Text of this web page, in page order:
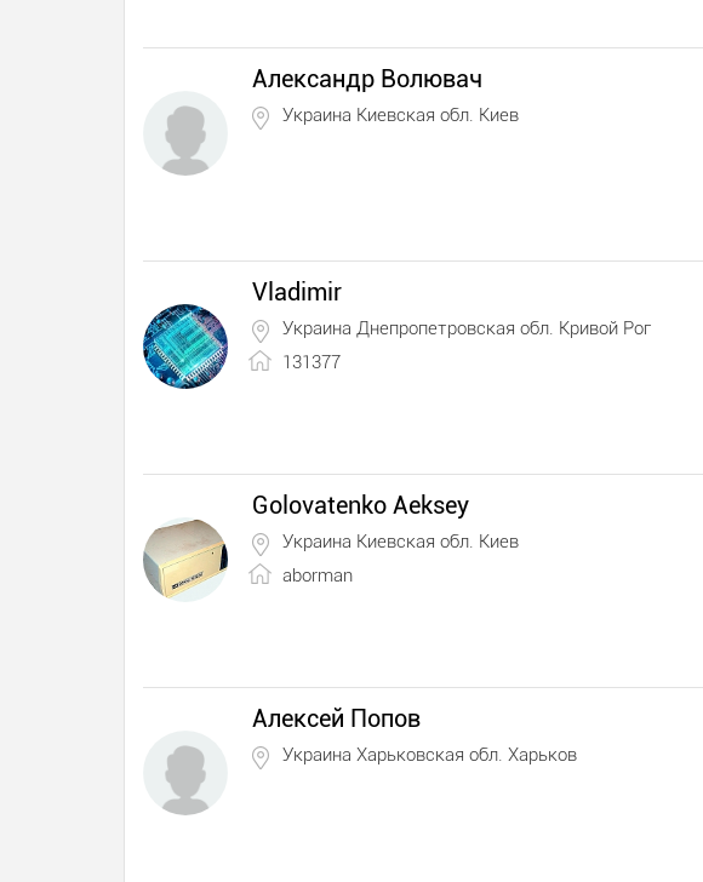
Александр Волювач
Украина Киевская обл. Киев
Vladimir
Украина Днепропетровская обл. Кривой Рог
131377
Golovatenko Aeksey
Украина Киевская обл. Киев
aborman
Алексей Попов
Украина Харьковская обл. Харьков